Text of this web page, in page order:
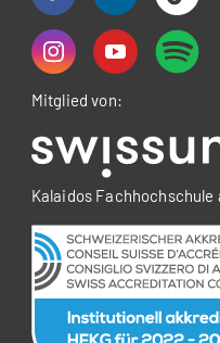
Mitglied von:
Kalaidos